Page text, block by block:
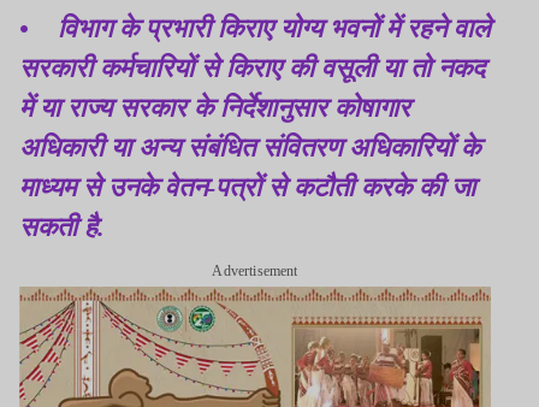
• विभाग के प्रभारी किराए योग्य भवनों में रहने वाले
सरकारी कर्मचारियों से किराए की वसूली या तो नकद
में या राज्य सरकार के निर्देशानुसार कोषागार
अधिकारी या अन्य संबंधित संवितरण अधिकारियों के
माध्यम से उनके वेतन-पत्रों से कटौती करके की जा
सकती है.
Advertisement